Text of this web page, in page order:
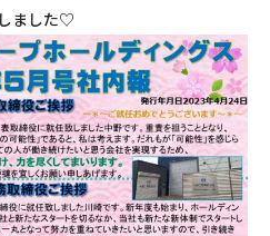
ました♡